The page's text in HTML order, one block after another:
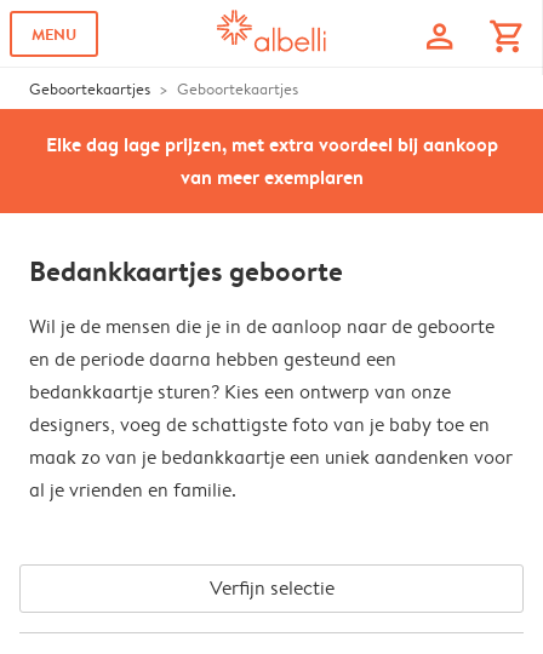
MENU profile shopping_cart
Geboortekaartjes Geboortekaartjes
Elke dag lage prijzen, met extra voordeel bij aankoop
van meer exemplaren
Bedankkaartjes geboorte
Wil je de mensen die je in de aanloop naar de geboorte
en de periode daarna hebben gesteund een
bedankkaartje sturen? Kies een ontwerp van onze
designers, voeg de schattigste foto van je baby toe en
maak zo van je bedankkaartje een uniek aandenken voor
al je vrienden en familie.
Verfijn selectie